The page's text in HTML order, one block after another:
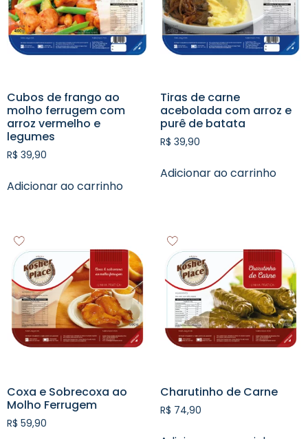
Cubos de frango ao
molho ferrugem com
arroz vermelho e
legumes
R$ 39,90
Adicionar ao carrinho
Tiras de carne
acebolada com arroz e
purê de batata
R$ 39,90
Adicionar ao carrinho
Coxa e Sobrecoxa ao
Molho Ferrugem
R$ 59,90
Charutinho de Carne
R$ 74,90